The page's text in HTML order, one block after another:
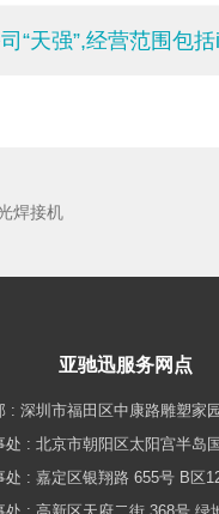
经营范围包括icp互联网信
焊接机
亚驰迅服务网点
: 深圳市福田区中康路雕塑家
处 : 北京市朝阳区太阳宫半岛
处 : 嘉定区银翔路 655号 B区